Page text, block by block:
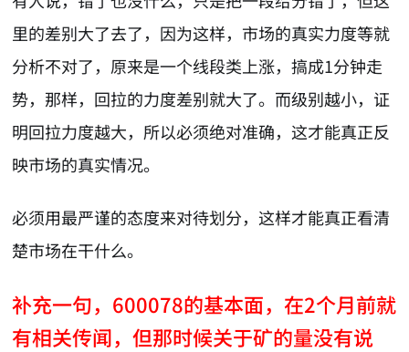
里的差别大了去了，因为这样，市场的真实力度等就
分析不对了，原来是一个线段类上涨，搞成1分钟走
势，那样，回拉的力度差别就大了。而级别越小，证
明回拉力度越大，所以必须绝对准确，这才能真正反
映市场的真实情况。
必须用最严谨的态度来对待划分，这样才能真正看清
楚市场在干什么。
补充一句，600078的基本面，在2个月前就
有相关传闻，但那时候关于矿的量没有说